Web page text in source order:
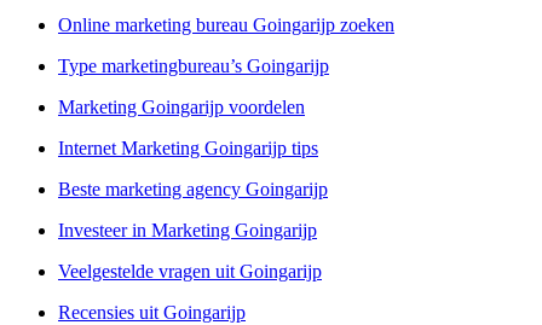
Online marketing bureau Goingarijp zoeken
Type marketingbureau’s Goingarijp
Marketing Goingarijp voordelen
Internet Marketing Goingarijp tips
Beste marketing agency Goingarijp
Investeer in Marketing Goingarijp
Veelgestelde vragen uit Goingarijp
Recensies uit Goingarijp